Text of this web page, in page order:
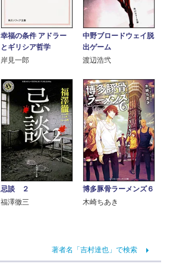
幸福の条件 アドラー
とギリシア哲学
岸見一郎
中野ブロードウェイ脱
出ゲーム
渡辺浩弐
忌談 ２
福澤徹三
博多豚骨ラーメンズ６
木崎ちあき
著者名「吉村達也」で検索